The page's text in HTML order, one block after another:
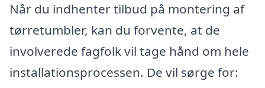
Når du indhenter tilbud på montering af
tørretumbler, kan du forvente, at de
involverede fagfolk vil tage hånd om hele
installationsprocessen. De vil sørge for: